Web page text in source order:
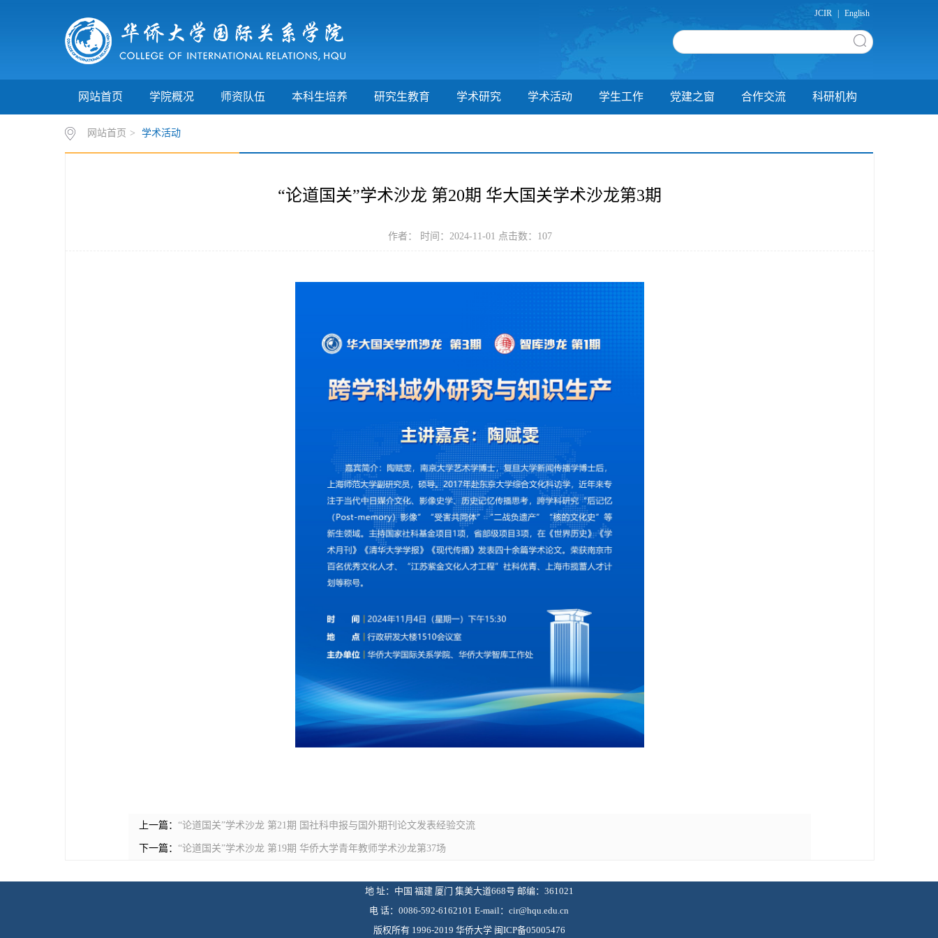
JCIR English
网站首页 学院概况 师资队伍 本科生培养 研究生教育 学术研究 学术活动 学生工作 党建之窗 合作交流 科研机构
网站首页 > 学术活动
“论道国关”学术沙龙 第20期 华大国关学术沙龙第3期
作者： 时间：2024-11-01 点击数： 107
上一篇： “论道国关”学术沙龙 第21期 国社科申报与国外期刊论文发表经验交流
下一篇： “论道国关”学术沙龙 第19期 华侨大学青年教师学术沙龙第37场
地 址：中国 福建 厦门 集美大道668号 邮编：361021
电 话：0086-592-6162101 E-mail： cir@hqu.edu.cn
版权所有 1996-2019 华侨大学 闽ICP备05005476